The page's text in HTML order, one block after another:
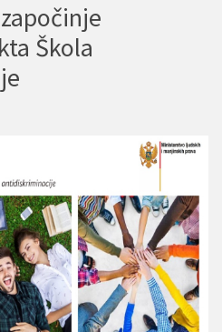
Škola